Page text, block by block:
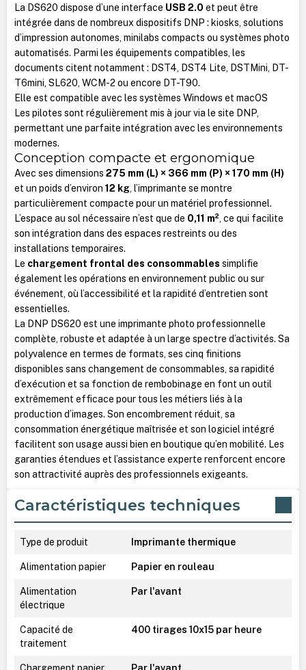
La DS620 dispose d’une interface USB 2.0 et peut être
intégrée dans de nombreux dispositifs DNP : kiosks, solutions
d’impression autonomes, minilabs compacts ou systèmes photo
automatisés. Parmi les équipements compatibles, les
documents citent notamment : DST4, DST4 Lite, DSTMini, DT-
T6mini, SL620, WCM-2 ou encore DT-T90.
Elle est compatible avec les systèmes Windows et macOS
Les pilotes sont régulièrement mis à jour via le site DNP,
permettant une parfaite intégration avec les environnements
modernes.
Conception compacte et ergonomique
Avec ses dimensions 275 mm (L) × 366 mm (P) × 170 mm (H)
et un poids d’environ 12 kg, l’imprimante se montre
particulièrement compacte pour un matériel professionnel.
L’espace au sol nécessaire n’est que de 0,11 m², ce qui facilite
son intégration dans des espaces restreints ou des
installations temporaires.
Le chargement frontal des consommables simplifie
également les opérations en environnement public ou sur
événement, où l’accessibilité et la rapidité d’entretien sont
essentielles.
La DNP DS620 est une imprimante photo professionnelle
complète, robuste et adaptée à un large spectre d’activités. Sa
polyvalence en termes de formats, ses cinq finitions
disponibles sans changement de consommables, sa rapidité
d’exécution et sa fonction de rembobinage en font un outil
extrêmement efficace pour tous les métiers liés à la
production d’images. Son encombrement réduit, sa
consommation énergétique maîtrisée et son logiciel intégré
facilitent son usage aussi bien en boutique qu’en mobilité. Les
garanties étendues et l’assistance experte renforcent encore
son attractivité auprès des professionnels exigeants.
Caractéristiques techniques
Type de produit Imprimante thermique
Alimentation papier Papier en rouleau
Alimentation
électrique
Par l'avant
Capacité de
traitement
400 tirages 10x15 par heure